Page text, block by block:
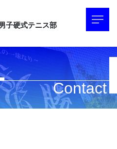
子硬式テニス部
Contact